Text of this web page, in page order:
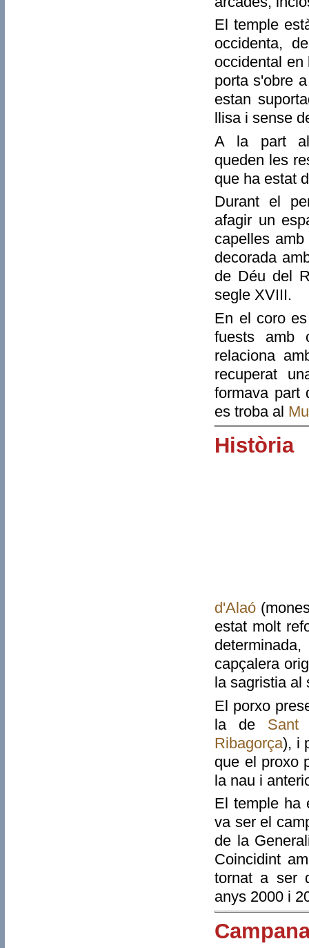
El temple
occidenta,
occidental en
porta s'obre
estan
llisa i sense
A la part
queden les
que ha estat
Durant el
afagir un
capelles
decorada
de Déu del
segle XVIII.
En el coro
fuests amb
relaciona
recuperat
formava part
es troba al
Història
d'Alaó
estat molt
capçalera
la sagristia
El porxo
la de Sant
Ribagorça), i
que el proxo
la nau i
El temple ha
va ser el
de la
Coincidint
tornat a ser
anys 2000 i